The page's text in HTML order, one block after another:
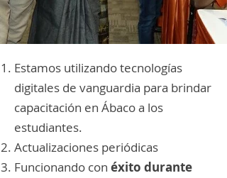
Estamos utilizando tecnologías
digitales de vanguardia para brindar
capacitación en Ábaco a los
estudiantes.
Actualizaciones periódicas
Funcionando con éxito durante